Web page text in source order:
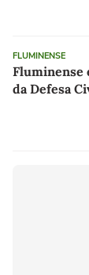
FLUMINENSE
Fluminense
da Defesa